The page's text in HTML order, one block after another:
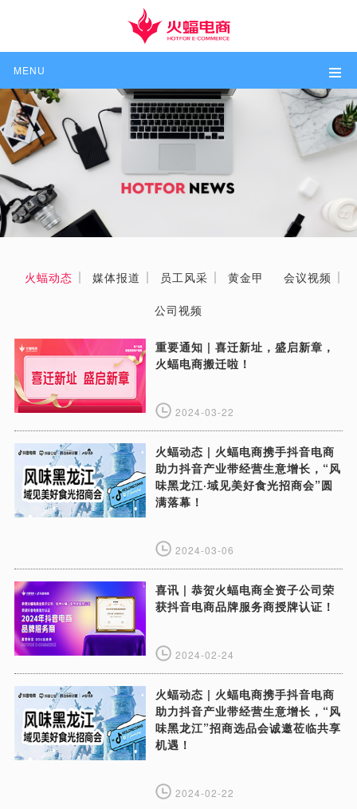
MENU
火蝠动态 媒体报道 员工风采 黄金甲 会议视频
公司视频
重要通知 | 喜迁新址，盛启新章，
火蝠电商搬迁啦！
2024-03-22
火蝠动态 | 火蝠电商携手抖音电商
助力抖音产业带经营生意增长，“风
味黑龙江·域见美好食光招商会”圆
满落幕！
2024-03-06
喜讯 | 恭贺火蝠电商全资子公司荣
获抖音电商品牌服务商授牌认证！
2024-02-24
火蝠动态 | 火蝠电商携手抖音电商
助力抖音产业带经营生意增长，“风
味黑龙江”招商选品会诚邀莅临共享
机遇！
2024-02-22